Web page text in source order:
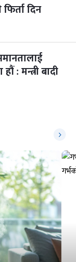
दिन
: मन्त्री बादी